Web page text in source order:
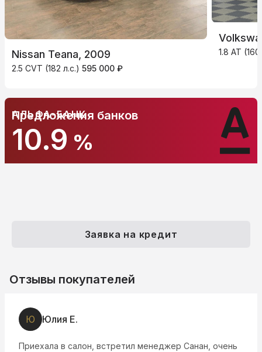
Nissan Teana, 2009
2.5 CVT (182 л.с.) 595 000 ₽
1.8 AT
АЛЬФА-БАНК
10.9 %
Предложения банков
Заявка на кредит
Отзывы покупателей
I Ivan
Был сегодня в автосалоне , выбор машин большой и